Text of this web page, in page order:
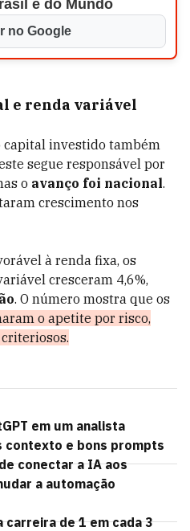
e do Mundo
no Google
e renda variável
investido também
segue responsável por
o avanço foi nacional.
crescimento nos
à renda fixa, os
cresceram 4,6%,
. O número mostra que os
o apetite por risco,
.
em um analista
contexto e bons prompts
conectar a IA aos
a automação
de 1 em cada 3